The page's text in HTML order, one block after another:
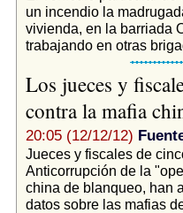
un incendio la
vivienda, en la barriada
trabajando en otras
Los jueces y
contra la mafia
20:05 (12/12/12)
Jueces y fiscales de
Anticorrupción de la
china de blanqueo, han
datos sobre las mafias